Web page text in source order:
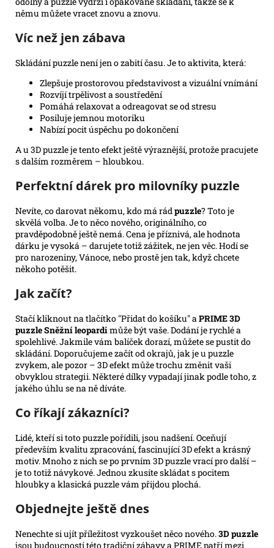
němu můžete vracet znovu a znovu.
Víc než jen zábava
Skládání puzzle není jen o zabití času. Je to aktivita, která:
Zlepšuje prostorovou představivost a vizuální vnímání
Rozvíjí trpělivost a soustředění
Pomáhá relaxovat a odreagovat se od stresu
Posiluje jemnou motoriku
Nabízí pocit úspěchu po dokončení
A u 3D puzzle je tento efekt ještě výraznější, protože pracujete
s dalším rozměrem – hloubkou.
Perfektní dárek pro milovníky puzzle
Nevíte, co darovat někomu, kdo má rádpuzzle? Toto je
skvělá volba. Je to něco nového, originálního, co
pravděpodobně ještě nemá. Cena je příznivá, ale hodnota
dárku je vysoká – darujete totiž zážitek, ne jen věc. Hodí se
pro narozeniny, Vánoce, nebo prostě jen tak, když chcete
někoho potěšit.
Jak začít?
Stačí kliknout na tlačítko "Přidat do košíku" aPRIME 3D
puzzle Sněžní leopardimůže být vaše. Dodání je rychlé a
spolehlivé. Jakmile vám balíček dorazí, můžete se pustit do
skládání. Doporučujeme začít od okrajů, jak je u puzzle
zvykem, ale pozor – 3D efekt může trochu změnit vaši
obvyklou strategіi. Některé dílky vypadají jinak podle toho, z
jakého úhlu se na ně díváte.
Co říkají zákazníci?
Lidé, kteří si toto puzzle pořídili, jsou nadšení. Oceňují
především kvalitu zpracování, fascinující 3D efekt a krásný
motiv. Mnoho z nich se po prvním 3D puzzle vrací pro další –
je to totiž návykové. Jednou zkusíte skládat s pocitem
hloubky a klasická puzzle vám přijdou plochá.
Objednejte ještě dnes
Nenechte si ujít příležitost vyzkoušet něco nového.3D puzzle
jsou budoucností této tradiční zábavy a PRIME patří mezi